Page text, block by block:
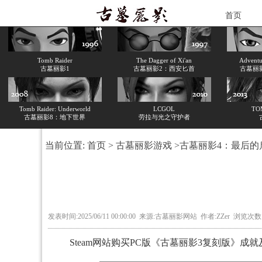
首页
Tomb Raider
古墓丽影1
The Dagger of Xi'an
古墓丽影2：西安匕首
古墓丽
Tomb Raider: Underworld
古墓丽影8：地下世界
LCGOL
劳拉与光之守护者
当前位置: 首页 > 古墓丽影游戏 >古墓丽影4：最后的
发表时间:2025/06/11 00:00:00 来源:古墓丽影网站 作者:ZZer 浏览次
Steam网站购买PC版《古墓丽影3复刻版》成就